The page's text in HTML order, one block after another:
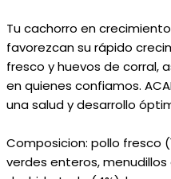
Tu cachorro en
favorezcan su rápido
fresco y huevos de corral,
en quienes confiamos.
una salud y desarrollo
Composicion: pollo fresco
verdes enteros,